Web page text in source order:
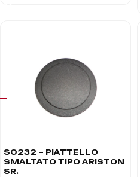
S0232 – PIATTELLO
SMALTATO TIPO ARISTON
SR.